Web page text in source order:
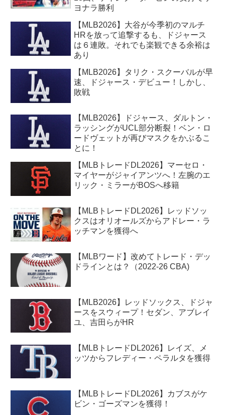
ヨナラ勝利
【MLB2026】大谷が今季初のマルチ
HRを放って追撃するも、ドジャース
は６連敗。それでも楽観できる余裕は
あり
【MLB2026】タリク・スクーバルが早
速、ドジャース・デビュー！しかし、
敗戦
【MLB2026】ドジャース、ダルトン・
ラッシングがUCL部分断裂！ベン・ロ
ードヴェットが再びマスクをかぶるこ
とに！
【MLBトレードDL2026】マーセロ・
マイヤーがジャイアンツへ！左腕のエ
リック・ミラーがBOSへ移籍
【MLBトレードDL2026】レッドソッ
クスはオリオールズからアドレー・ラ
ッチマンを獲得へ
【MLBワード】改めてトレード・デッ
ドラインとは？（2022-26 CBA)
【MLB2026】レッドソックス、ドジャ
ースをスウィープ！セダン、アブレイ
ユ、吉田らがHR
【MLBトレードDL2026】レイズ、メ
ッツからフレディー・ペラルタを獲得
【MLBトレードDL2026】カブスがケ
ビン・ゴーズマンを獲得！